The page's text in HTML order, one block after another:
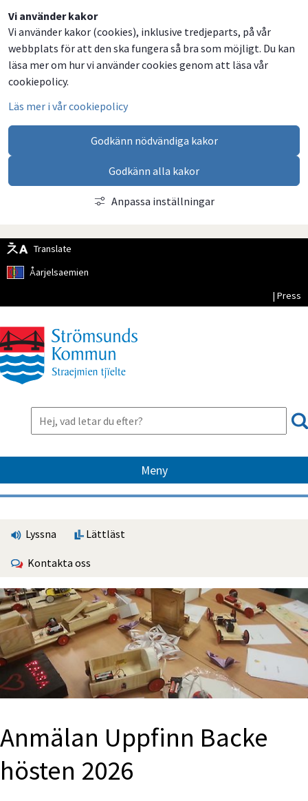
Vi använder kakor
Vi använder kakor (cookies), inklusive tredjeparts, på vår
webbplats för att den ska fungera så bra som möjligt. Du kan
läsa mer om hur vi använder cookies genom att läsa vår
cookiepolicy.
Läs mer i vår cookiepolicy
Godkänn nödvändiga kakor
Godkänn alla kakor
Anpassa inställningar
Translate
Åarjelsaemien
| Press
Meny
Lyssna Lättläst
Kontakta oss
Anmälan Uppfinn Backe
hösten 2026
Dela
på
Facebook
Dela
på
Twitter
Dela
på
LinkedIn
Dela
via
email